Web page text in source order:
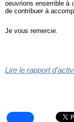
oeuvrions ensemble à
de contribuer à
Je vous remercie.
Lire le rapport